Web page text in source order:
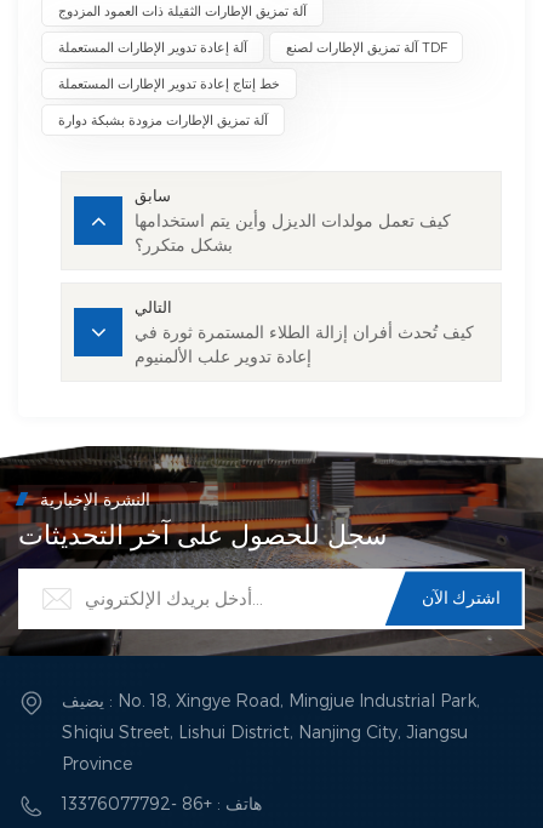
آلة تمزيق الإطارات الثقيلة ذات العمود المزدوج
آلة إعادة تدوير الإطارات المستعملة آلة تمزيق الإطارات لصنع TDF
خط إنتاج إعادة تدوير الإطارات المستعملة
آلة تمزيق الإطارات مزودة بشبكة دوارة
سابق
كيف تعمل مولدات الديزل وأين يتم استخدامها
بشكل متكرر؟
التالي
كيف تُحدث أفران إزالة الطلاء المستمرة ثورة في
إعادة تدوير علب الألمنيوم
النشرة الإخبارية
سجل للحصول على آخر التحديثات
يضيف : No. 18, Xingye Road, Mingjue Industrial Park,
Shiqiu Street, Lishui District, Nanjing City, Jiangsu
Province
هاتف : +86 -13376077792